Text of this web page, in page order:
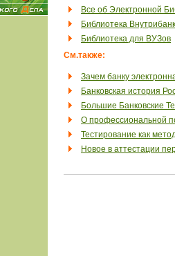
Все об Электронной
Библиотека
Библиотека для ВУЗов
См.также:
Зачем банку
Банковская история
Большие Банковские
О профессиональной
Тестирование как
Новое в аттестации